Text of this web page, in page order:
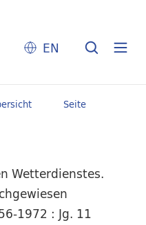
EN
Seite
Wetterdienstes.
1972 : Jg. 11